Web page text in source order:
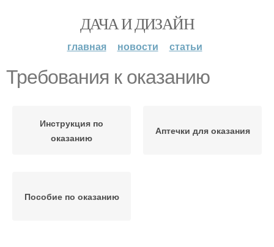
ДАЧА И ДИЗАЙН
главная новости статьи
Требования к оказанию
Инструкция по
оказанию
Аптечки для оказания
Пособие по оказанию